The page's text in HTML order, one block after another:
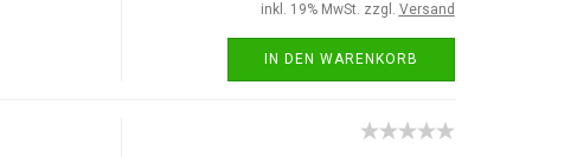
inkl. 19% MwSt. zzgl. Versand
IN DEN WARENKORB